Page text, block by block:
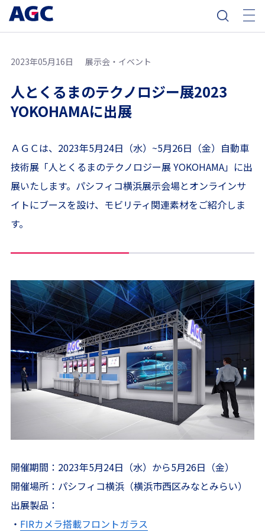
2023年05月16日 展示会・イベント
人とくるまのテクノロジー展2023
YOKOHAMAに出展
ＡＧＣは、2023年5月24日（水）~5月26日（金）自動車
技術展「人とくるまのテクノロジー展 YOKOHAMA」に出
展いたします。パシフィコ横浜展示会場とオンラインサ
イトにブースを設け、モビリティ関連素材をご紹介しま
す。
開催期間：2023年5月24日（水）から5月26日（金）
開催場所：パシフィコ横浜（横浜市西区みなとみらい）
出展製品：
・ FIRカメラ搭載フロントガラス